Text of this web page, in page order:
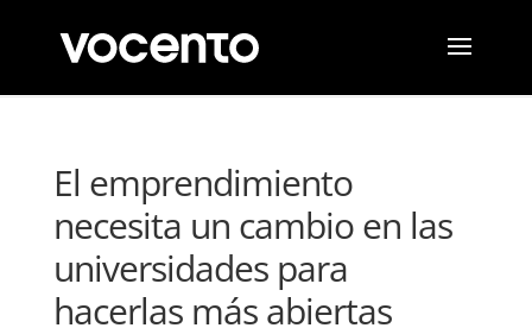
El emprendimiento
necesita un cambio en las
universidades para
hacerlas más abiertas